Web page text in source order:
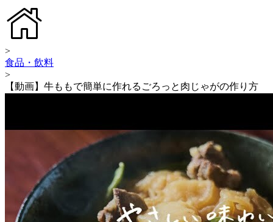
>
食品・飲料
>
【動画】牛ももで簡単に作れるごろっと肉じゃがの作り方